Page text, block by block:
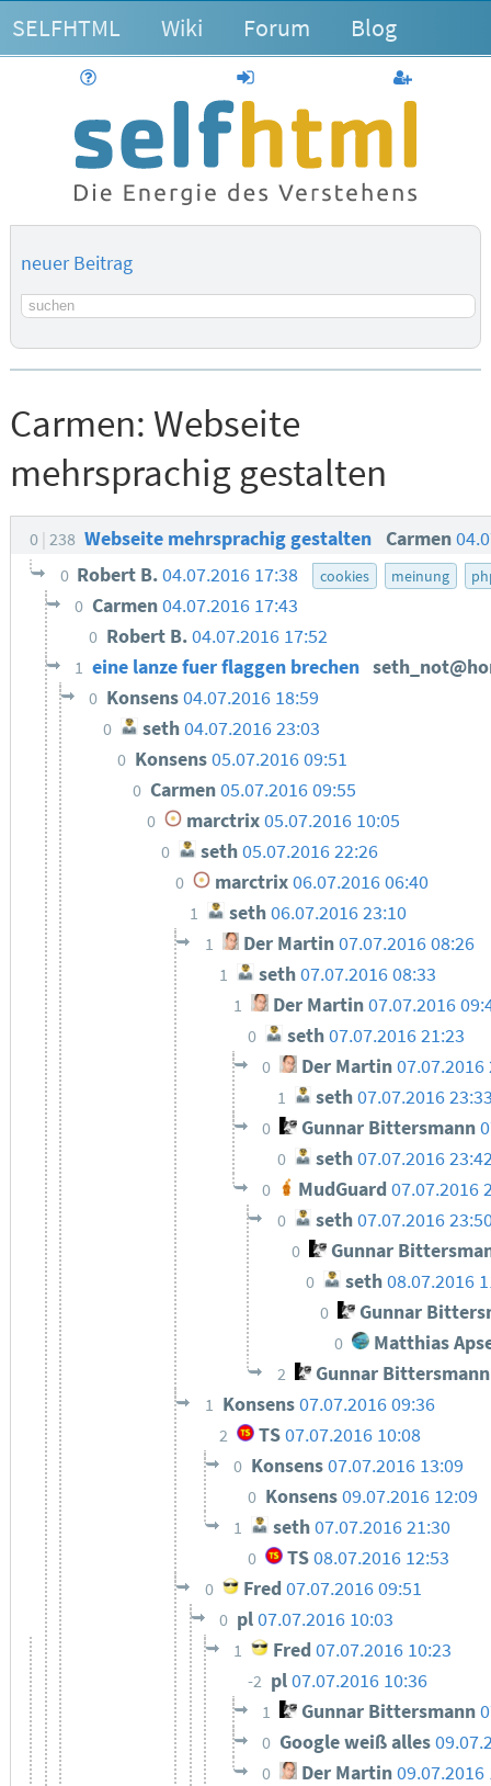
SELFHTML Wiki Forum Blog
anmelden
neuer Beitrag
Suchbegriff
Carmen: Webseite
mehrsprachig gestalten
0 238 Webseite mehrsprachig gestalten Carmen
0 Robert B.04.07.2016 17:38 cookies meinung
0 Carmen04.07.2016 17:43
0 Robert B.04.07.2016 17:52
1 eine lanze fuer flaggen brechen
0 Konsens04.07.2016 18:59
0 seth04.07.2016 23:03
0 Konsens05.07.2016 09:51
0 Carmen05.07.2016 09:55
0 marctrix 05.07.2016 10:05
0 seth05.07.2016 22:26
0 marctrix06.07.2016 06:40
1 seth06.07.2016 23:10
1 Der Martin07.07.2016 08:26
1 seth 07.07.2016 08:33
1 Der Martin07.07.2016
0 seth07.07.2016 21:23
0 Der Martin07.07.2016
1 seth07.07.2016
0 Gunnar Bittersmann
0 seth07.07.2016
0 MudGuard 07.07.2016
0 seth07.07.2016
0 Gunnar
0 seth08.07.2016
0 Gunnar
0 Matthias
2 Gunnar Bittersmann
1 Konsens07.07.2016 09:36
2 TS 07.07.2016 10:08
0 Konsens07.07.2016 13:09
0 Konsens09.07.2016 12:09
1 seth07.07.2016 21:30
0 TS08.07.2016 12:53
0 Fred 07.07.2016 09:51
0 pl07.07.2016 10:03
1 Fred 07.07.2016 10:23
-2 pl07.07.2016 10:36
1 Gunnar Bittersmann
0 Google weiß alles
0 Der Martin09.07.2016